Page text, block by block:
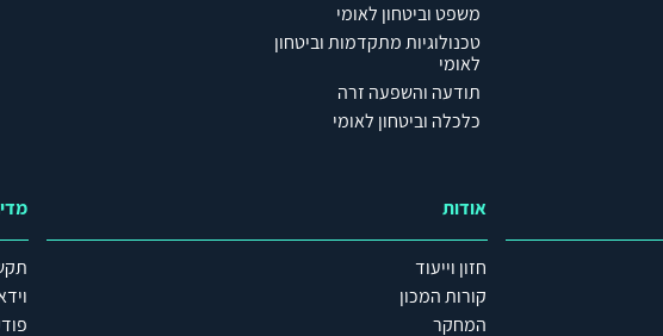
משפט וביטחון לאומי
טכנולוגיות מתקדמות וביטחון
לאומי
תודעה והשפעה זרה
כלכלה וביטחון לאומי
אודות
חזון וייעוד
קורות המכון
המחקר